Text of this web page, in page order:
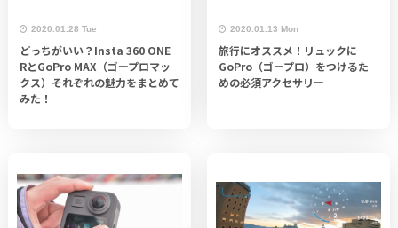
2020.01.28 Tue
どっちがいい？Insta 360 ONE
RとGoPro MAX（ゴープロマッ
クス）それぞれの魅力をまとめて
みた！
2020.01.13 Mon
旅行にオススメ！リュックに
GoPro（ゴープロ）をつけるた
めの必須アクセサリー